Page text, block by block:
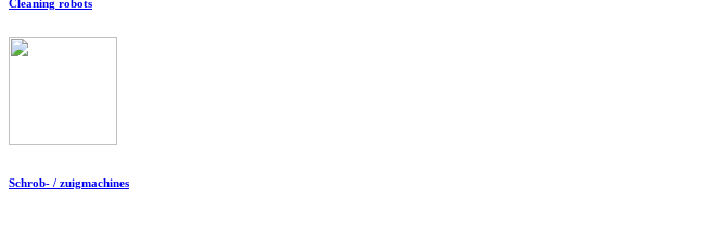
Cleaning robots
Schrob- / zuigmachines